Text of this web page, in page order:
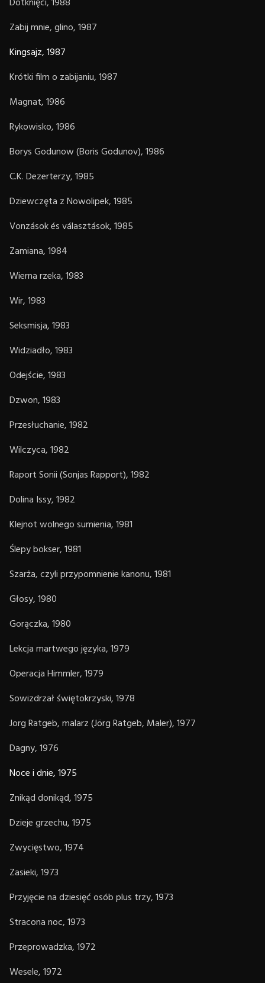
Zabij mnie, glino, 1987
Kingsajz, 1987
Krótki film o zabijaniu, 1987
Magnat, 1986
Rykowisko, 1986
Borys Godunow (Boris Godunov), 1986
C.K. Dezerterzy, 1985
Dziewczęta z Nowolipek, 1985
Vonzások és választások, 1985
Zamiana, 1984
Wierna rzeka, 1983
Wir, 1983
Seksmisja, 1983
Widziadło, 1983
Odejście, 1983
Dzwon, 1983
Przesłuchanie, 1982
Wilczyca, 1982
Raport Sonii (Sonjas Rapport), 1982
Dolina Issy, 1982
Klejnot wolnego sumienia, 1981
Ślepy bokser, 1981
Szarża, czyli przypomnienie kanonu, 1981
Głosy, 1980
Gorączka, 1980
Lekcja martwego języka, 1979
Operacja Himmler, 1979
Sowizdrzał świętokrzyski, 1978
Jorg Ratgeb, malarz (Jörg Ratgeb, Maler), 1977
Dagny, 1976
Noce i dnie, 1975
Znikąd donikąd, 1975
Dzieje grzechu, 1975
Zwycięstwo, 1974
Zasieki, 1973
Przyjęcie na dziesięć osób plus trzy, 1973
Stracona noc, 1973
Przeprowadzka, 1972
Wesele, 1972